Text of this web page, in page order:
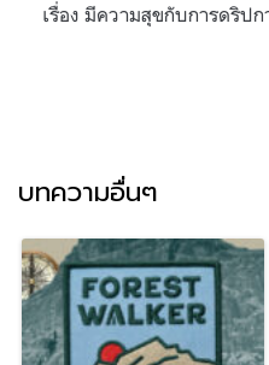
เรื่อง มีความสุขกับการดริป
บทความอื่นๆ